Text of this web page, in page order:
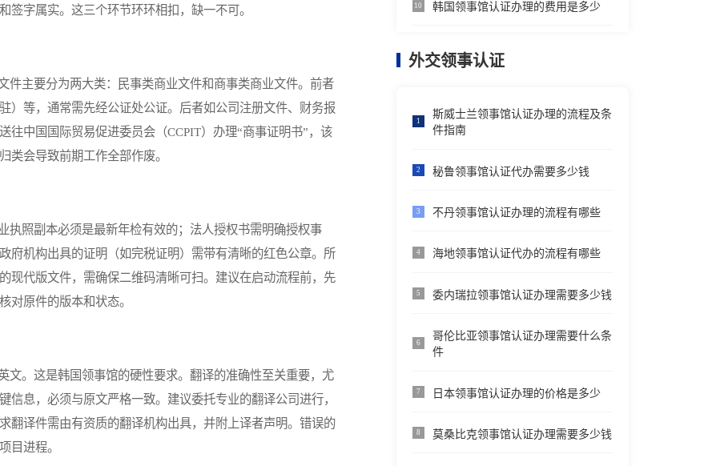
签字属实。这三个环节环环相扣，缺一不可。
主要分为两大类：民事类商业文件和商事类商业文件。前者
）等，通常需先经公证处公证。后者如公司注册文件、财务报
往中国国际贸易促进委员会（CCPIT）办理“商事证明书”，该
类会导致前期工作全部作废。
照副本必须是最新年检有效的；法人授权书需明确授权事
府机构出具的证明（如完税证明）需带有清晰的红色公章。所
现代版文件，需确保二维码清晰可扫。建议在启动流程前，先
对原件的版本和状态。
。这是韩国领事馆的硬性要求。翻译的准确性至关重要，尤
息，必须与原文严格一致。建议委托专业的翻译公司进行，
翻译件需由有资质的翻译机构出具，并附上译者声明。错误的
目进程。
10 韩国领事馆认证办理的费用是多少
外交领事认证
1
斯威士兰领事馆认证办理的流程及条
件指南
2 秘鲁领事馆认证代办需要多少钱
3 不丹领事馆认证办理的流程有哪些
4 海地领事馆认证代办的流程有哪些
5 委内瑞拉领事馆认证办理需要多少钱
6
哥伦比亚领事馆认证办理需要什么条
件
7 日本领事馆认证办理的价格是多少
8 莫桑比克领事馆认证办理需要多少钱